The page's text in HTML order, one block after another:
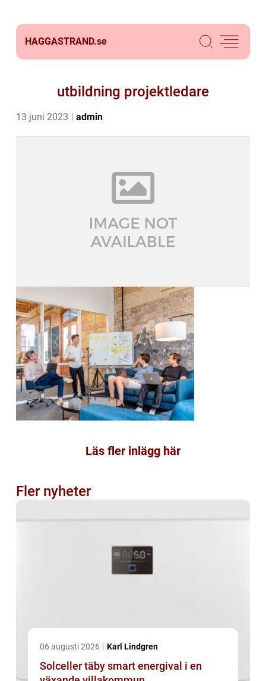
HAGGASTRAND.se
utbildning projektledare
13 juni 2023 admin
Läs fler inlägg här
Fler nyheter
06 augusti 2026 Karl Lindgren
Solceller täby smart energival i en